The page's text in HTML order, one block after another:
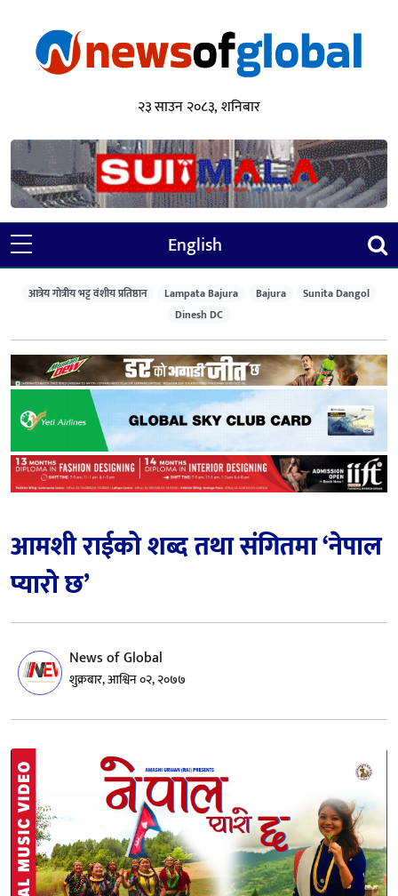
२३ साउन २०८३, शनिबार
English
आत्रेय गोत्रीय भट्ट वंशीय प्रतिष्ठान Lampata Bajura Bajura
Sunita Dangol
Dinesh DC
आमशी राईको शब्द तथा संगितमा ‘नेपाल
प्यारो छ’
News of Global
शुक्रबार, आश्विन ०२, २०७७